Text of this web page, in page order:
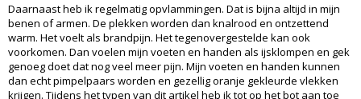
Daarnaast heb ik regelmatig opvlammingen. Dat is bijna altijd in mijn
benen of armen. De plekken worden dan knalrood en ontzettend
warm. Het voelt als brandpijn. Het tegenovergestelde kan ook
voorkomen. Dan voelen mijn voeten en handen als ijsklompen en gek
genoeg doet dat nog veel meer pijn. Mijn voeten en handen kunnen
dan echt pimpelpaars worden en gezellig oranje gekleurde vlekken
krijgen. Tijdens het typen van dit artikel heb ik tot op het bot aan toe